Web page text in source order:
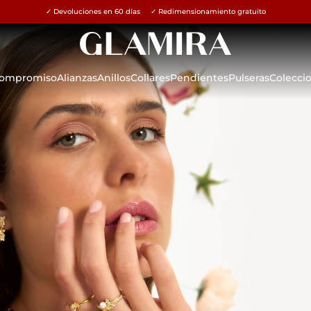
15% en todos los pedidos →
✓ Devoluciones en 60 días ✓ Redimensionamiento gratuito
AlianzasAnillosCollaresPendientesPulseras